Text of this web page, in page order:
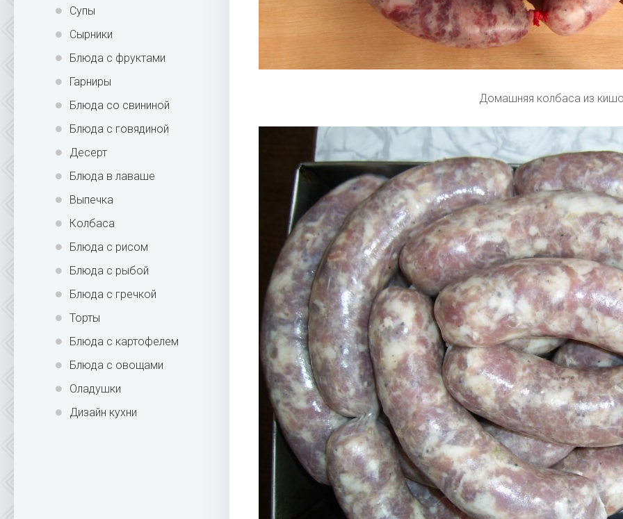
Супы
Сырники
Блюда с фруктами
Гарниры
Блюда со свининой
Блюда с говядиной
Десерт
Блюда в лаваше
Выпечка
Колбаса
Блюда с рисом
Блюда с рыбой
Блюда с гречкой
Торты
Блюда с картофелем
Блюда с овощами
Оладушки
Дизайн кухни
Домашняя колбаса из